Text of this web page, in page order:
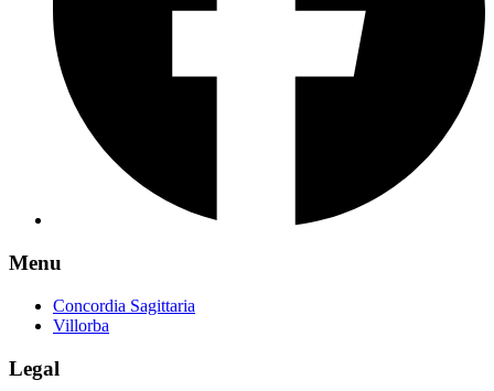
Menu
Concordia Sagittaria
Villorba
Legal